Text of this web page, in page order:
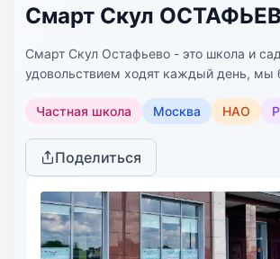
Смарт Скул
Смарт Скул Остафьево - это школа и
удовольствием ходят каждый день, мы
ограничиваемся ею, мы хотим, чтобы
самостоятельными, грамотными и
стабильными подростками. Поэтому у
авторских предметов, наполненная
дня и максимально здоровая среда.
Частная школа Москва НАО
Поделиться